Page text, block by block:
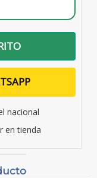
nacional
en tienda